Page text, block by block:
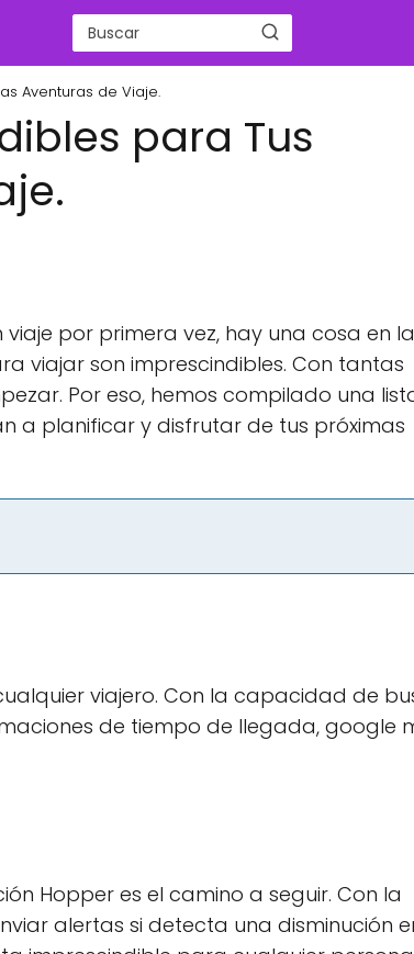
Aventuras de Viaje.
para Tus
por primera vez, hay una cosa en
viajar son imprescindibles. Con tantas
Por eso, hemos compilado una
a planificar y disfrutar de tus próximas
viajero. Con la capacidad de
de tiempo de llegada, google
Hopper es el camino a seguir. Con la
alertas si detecta una disminución